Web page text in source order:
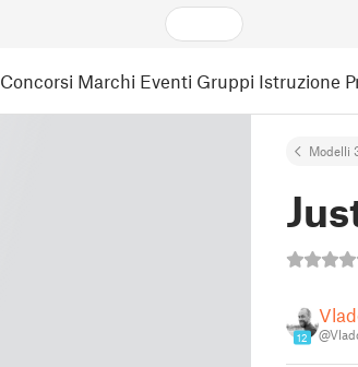
Concorsi Marchi Eventi Gruppi Istruzione
Modelli
12